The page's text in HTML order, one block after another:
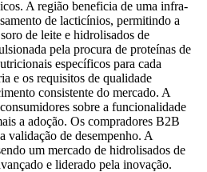
A região beneficia de uma infra-
de lacticínios, permitindo a
de leite e hidrolisados ​​de
pela procura de proteínas de
específicos para cada
e os requisitos de qualidade
consistente do mercado. A
sobre a funcionalidade
a adoção. Os compradores B2B
validação de desempenho. A
um mercado de hidrolisados ​​de
e liderado pela inovação.